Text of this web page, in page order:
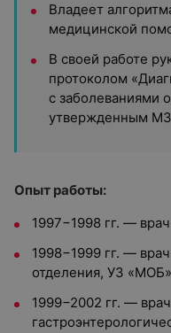
Владеет
медицинской
В своей работе
протоколом
с заболеваниями
утвержденным
Опыт работы:
1997−1998 гг. —
1998−1999 гг. —
отделения, УЗ
1999−2002 гг. —